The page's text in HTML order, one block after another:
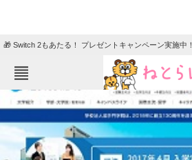
🎁 Switch 2もあたる！ プレゼントキャンペーン実施中！
ねとらぼメニュー
ニュース
エンタメ クイズ